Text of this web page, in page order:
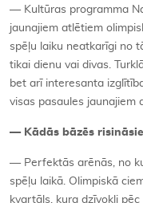
— Kultūras programma
jaunajiem atlētiem
spēļu laiku neatkarīgi no
tikai dienu vai divas.
bet arī interesanta
visas pasaules jaunajiem
— Kādās bāzēs
— Perfektās arēnās, no
spēļu laikā. Olimpiskā
kvartāls, kura dzīvokļi